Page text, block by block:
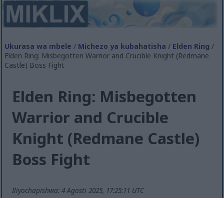
Ukurasa wa mbele / Michezo ya kubahatisha / Elden Ring /
Elden Ring: Misbegotten Warrior and Crucible Knight (Redmane
Castle) Boss Fight
Elden Ring: Misbegotten
Warrior and Crucible
Knight (Redmane Castle)
Boss Fight
Iliyochapishwa: 4 Agosti 2025, 17:25:11 UTC